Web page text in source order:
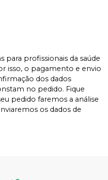
para profissionais da saúde
isso, o pagamento e envio
dos dados
no pedido. Fique
pedido faremos a análise
os dados de